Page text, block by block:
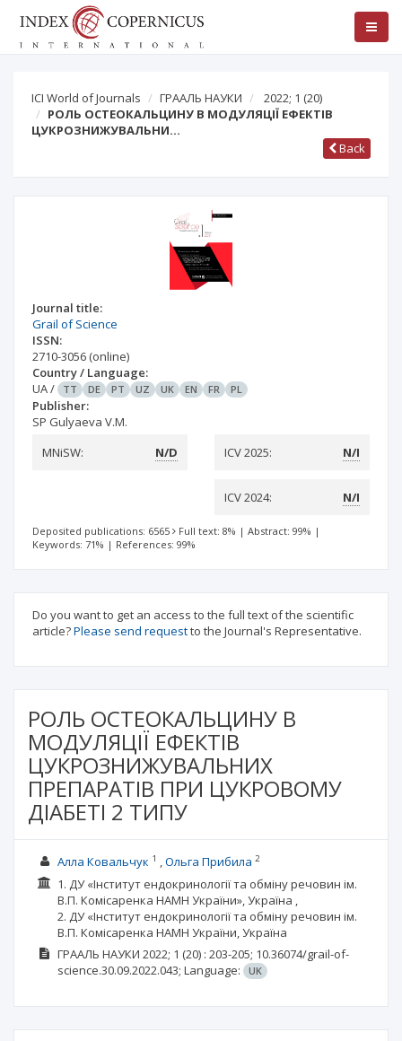
ICI World of Journals ГРААЛЬ НАУКИ 2022; 1 (20)
РОЛЬ ОСТЕОКАЛЬЦИНУ В МОДУЛЯЦІЇ ЕФЕКТІВ
ЦУКРОЗНИЖУВАЛЬНИ…
Back
Journal title:
Grail of Science
ISSN:
2710-3056 (online)
Country / Language:
UA/ TT DE PT UZ UK EN FR PL
Publisher:
SP Gulyaeva V.М.
MNiSW:
N/D ICV 2025: N/I
ICV 2024: N/I
Deposited publications: 6565 Full text: 8% | Abstract: 99% |
Keywords: 71% | References: 99%
Do you want to get an access to the full text of the scientific
article?Please send requestto the Journal's Representative.
РОЛЬ ОСТЕОКАЛЬЦИНУ В
МОДУЛЯЦІЇ ЕФЕКТІВ
ЦУКРОЗНИЖУВАЛЬНИХ
ПРЕПАРАТІВ ПРИ ЦУКРОВОМУ
ДІАБЕТІ 2 ТИПУ
Алла Ковальчук 1 Ольга Прибила 2
1. ДУ «Інститут ендокринології та обміну речовин ім.
В.П. Комісаренка НАМН України», Україна ,
2. ДУ «Інститут ендокринології та обміну речовин ім.
В.П. Комісаренка НАМН України, Україна
ГРААЛЬ НАУКИ 2022; 1 (20) : 203-205; 10.36074/grail-of-
science.30.09.2022.043; Language: UK